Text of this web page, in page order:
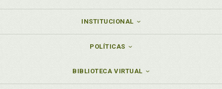
INSTITUCIONAL
POLÍTICAS
BIBLIOTECA VIRTUAL